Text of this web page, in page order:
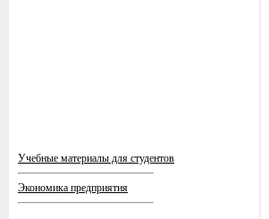
Учебные материалы для студентов
Экономика предприятия